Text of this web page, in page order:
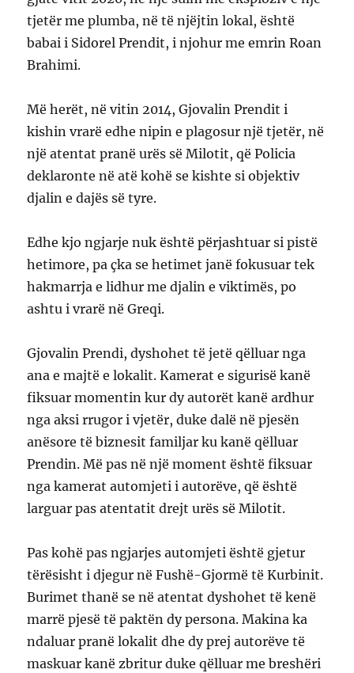
tjetër me plumba, në të njëjtin lokal, është
babai i Sidorel Prendit, i njohur me emrin Roan
Brahimi.
Më herët, në vitin 2014, Gjovalin Prendit i
kishin vrarë edhe nipin e plagosur një tjetër, në
një atentat pranë urës së Milotit, që Policia
deklaronte në atë kohë se kishte si objektiv
djalin e dajës së tyre.
Edhe kjo ngjarje nuk është përjashtuar si pistë
hetimore, pa çka se hetimet janë fokusuar tek
hakmarrja e lidhur me djalin e viktimës, po
ashtu i vrarë në Greqi.
Gjovalin Prendi, dyshohet të jetë qëlluar nga
ana e majtë e lokalit. Kamerat e sigurisë kanë
fiksuar momentin kur dy autorët kanë ardhur
nga aksi rrugor i vjetër, duke dalë në pjesën
anësore të biznesit familjar ku kanë qëlluar
Prendin. Më pas në një moment është fiksuar
nga kamerat automjeti i autorëve, që është
larguar pas atentatit drejt urës së Milotit.
Pas kohë pas ngjarjes automjeti është gjetur
tërësisht i djegur në Fushë-Gjormë të Kurbinit.
Burimet thanë se në atentat dyshohet të kenë
marrë pjesë të paktën dy persona. Makina ka
ndaluar pranë lokalit dhe dy prej autorëve të
maskuar kanë zbritur duke qëlluar me breshëri